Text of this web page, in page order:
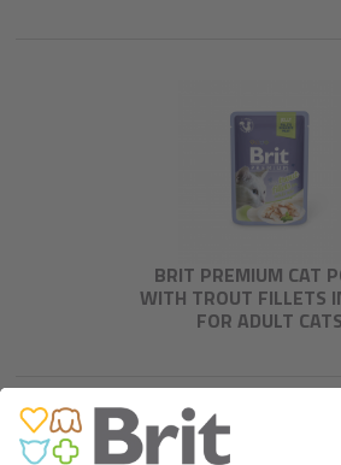
BRIT PREMIUM CAT
WITH TROUT FILLETS
FOR ADULT CATS